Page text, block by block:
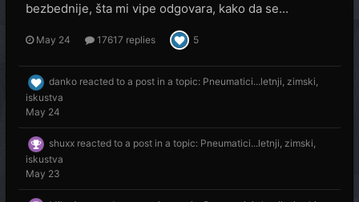
bezbednije, šta mi vipe odgovara, kako da se...
May 24 17617 replies 5
danko reacted to a post in a topic: Pneumatici...letnji, zimski,
iskustva
May 24
shuxx reacted to a post in a topic: Pneumatici...letnji, zimski,
iskustva
May 23